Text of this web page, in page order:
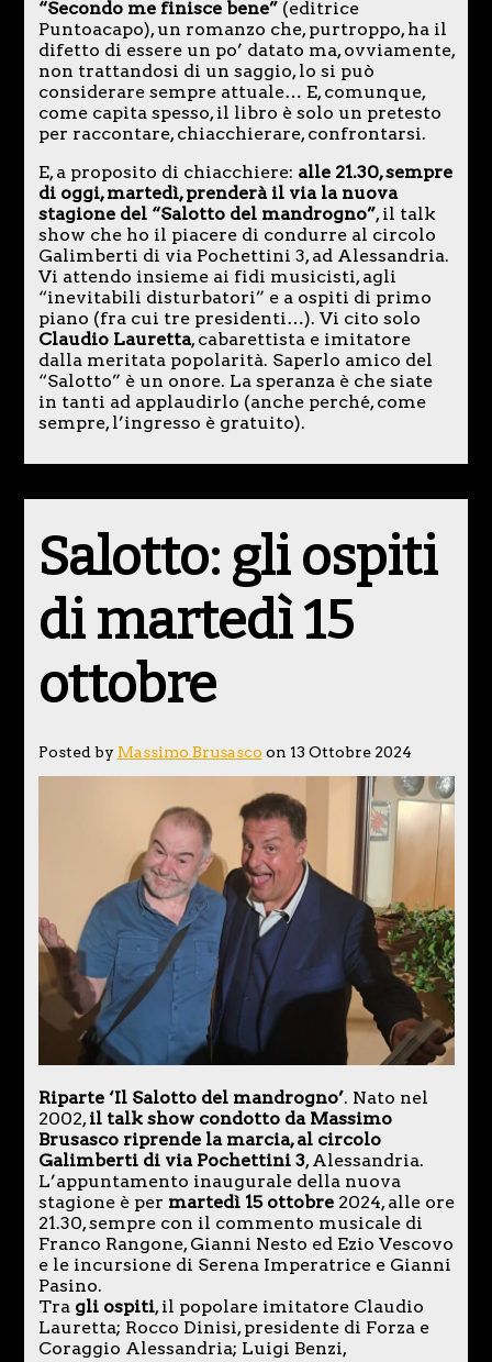
“Secondo me finisce bene” (editrice
Puntoacapo), un romanzo che, purtroppo, ha il
difetto di essere un po’ datato ma, ovviamente,
non trattandosi di un saggio, lo si può
considerare sempre attuale… E, comunque,
come capita spesso, il libro è solo un pretesto
per raccontare, chiacchierare, confrontarsi.
E, a proposito di chiacchiere: alle 21.30, sempre
di oggi, martedì, prenderà il via la nuova
stagione del “Salotto del mandrogno”, il talk
show che ho il piacere di condurre al circolo
Galimberti di via Pochettini 3, ad Alessandria.
Vi attendo insieme ai fidi musicisti, agli
“inevitabili disturbatori” e a ospiti di primo
piano (fra cui tre presidenti…). Vi cito solo
Claudio Lauretta, cabarettista e imitatore
dalla meritata popolarità. Saperlo amico del
“Salotto” è un onore. La speranza è che siate
in tanti ad applaudirlo (anche perché, come
sempre, l’ingresso è gratuito).
Salotto: gli ospiti
di martedì 15
ottobre
Posted by Massimo Brusasco on 13 Ottobre 2024
Riparte ‘Il Salotto del mandrogno’. Nato nel
2002,il talk show condotto da Massimo
Brusasco riprende la marcia, al circolo
Galimberti di via Pochettini 3, Alessandria.
L’appuntamento inaugurale della nuova
stagione è per martedì 15 ottobre2024, alle ore
21.30, sempre con il commento musicale di
Franco Rangone, Gianni Nesto ed Ezio Vescovo
e le incursione di Serena Imperatrice e Gianni
Pasino.
Tra gli ospiti, il popolare imitatore Claudio
Lauretta; Rocco Dinisi, presidente di Forza e
Coraggio Alessandria; Luigi Benzi,